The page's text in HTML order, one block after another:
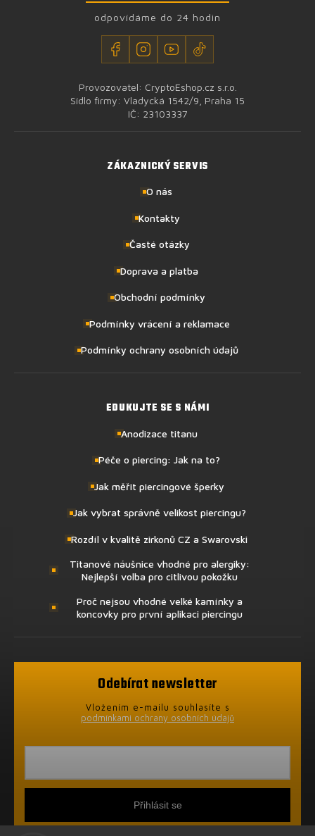
odpovídáme do 24 hodin
Provozovatel: CryptoEshop.cz s.r.o.
Sídlo firmy: Vladycká 1542/9, Praha 15
IČ: 23103337
ZÁKAZNICKÝ SERVIS
O nás
Kontakty
Časté otázky
Doprava a platba
Obchodní podmínky
Podmínky vrácení a reklamace
Podmínky ochrany osobních údajů
EDUKUJTE SE S NÁMI
Anodizace titanu
Péče o piercing: Jak na to?
Jak měřit piercingové šperky
Jak vybrat správně velikost piercingu?
Rozdíl v kvalitě zirkonů CZ a Swarovski
Titanové náušnice vhodné pro alergiky:
Nejlepší volba pro citlivou pokožku
Proč nejsou vhodné velké kamínky a
koncovky pro první aplikaci piercingu
Odebírat newsletter
Vložením e-mailu souhlasíte s
podmínkami ochrany osobních údajů
Přihlásit se